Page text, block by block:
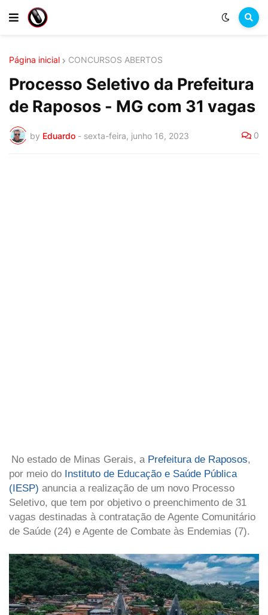
Página inicial CONCURSOS ABERTOS
Processo Seletivo da Prefeitura
de Raposos - MG com 31 vagas
by Eduardo - sexta-feira, junho 16, 2023 0
No estado de Minas Gerais, a Prefeitura de Raposos,
por meio do Instituto de Educação e Saúde Pública
(IESP) anuncia a realização de um novo Processo
Seletivo, que tem por objetivo o preenchimento de 31
vagas destinadas à contratação de Agente Comunitário
de Saúde (24) e Agente de Combate às Endemias (7).